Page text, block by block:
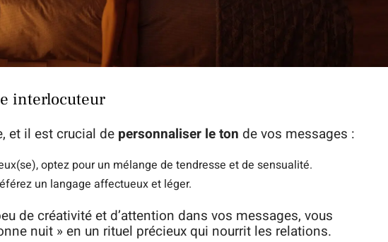
interlocuteur
et il est crucial de personnaliser le ton de vos messages :
optez pour un mélange de tendresse et de sensualité.
un langage affectueux et léger.
de créativité et d’attention dans vos messages, vous
nuit » en un rituel précieux qui nourrit les relations.